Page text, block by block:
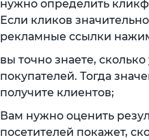
нужно определить
Если кликов
рекламные ссылки
вы точно знаете,
покупателей. Тогда
получите клиентов;
Вам нужно оценить
посетителей покажет,